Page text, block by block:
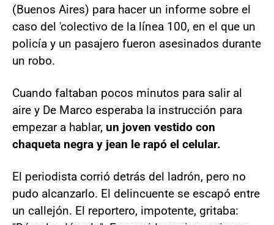
(Buenos Aires) para hacer un informe sobre el
caso del 'colectivo de la línea 100, en el que un
policía y un pasajero fueron asesinados durante
un robo.
Cuando faltaban pocos minutos para salir al
aire y De Marco esperaba la instrucción para
empezar a hablar, un joven vestido con
chaqueta negra y jean le rapó el celular.
El periodista corrió detrás del ladrón, pero no
pudo alcanzarlo. El delincuente se escapó entre
un callejón. El reportero, impotente, gritaba: